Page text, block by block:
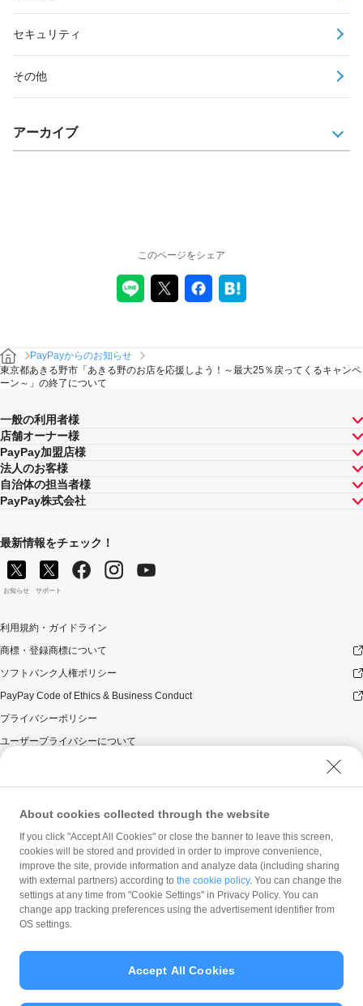
セキュリティ
その他
アーカイブ
このページをシェア
PayPayからのお知らせ
東京都あきる野市「あきる野のお店を応援しよう！～最大25％戻ってくるキャンペ
ーン～」の終了について
一般の利用者様
店舗オーナー様
PayPay加盟店様
法人のお客様
自治体の担当者様
PayPay株式会社
最新情報をチェック！
お知らせ サポート
利用規約・ガイドライン
商標・登録商標について
ソフトバンク人権ポリシー
PayPay Code of Ethics & Business Conduct
プライバシーポリシー
ユーザープライバシーについて
ウェブサイト利用規約
反社会的勢力に対する方針
勧誘方針
マネロン等基本方針
カスタマーハラスメントに関する当社の考え方
© PayPay Corporation
About cookies collected through the website
If you click "Accept All Cookies" or close the banner to leave this screen,
cookies will be stored and provided in order to improve convenience,
improve the site, provide information and analyze data (including sharing
with external partners) according to the cookie policy. You can change the
settings at any time from "Cookie Settings" in Privacy Policy. You can
change app tracking preferences using the advertisement identifier from
OS settings.
Accept All Cookies